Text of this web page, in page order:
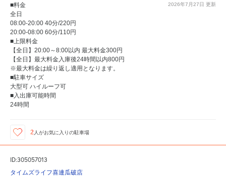
2026年7月27日 更新
■料金
全日
08:00-20:00 40分/220円
20:00-08:00 60分/110円
■上限料金
【全日】20:00～8:00以内 最大料金300円
【全日】最大料金入庫後24時間以内800円
※最大料金は繰り返し適用となります。
■駐車サイズ
大型可 ハイルーフ可
■入出庫可能時間
24時間
2 人がお気に入りの駐車場
ID:305057013
タイムズライフ喜連瓜破店